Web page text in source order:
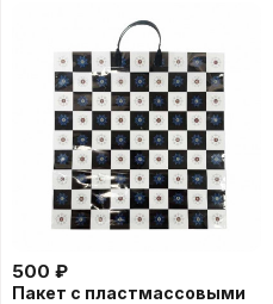
500 ₽
Пакет с пластмассовыми